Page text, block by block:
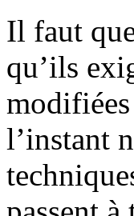
Il faut
qu’ils
l’instant